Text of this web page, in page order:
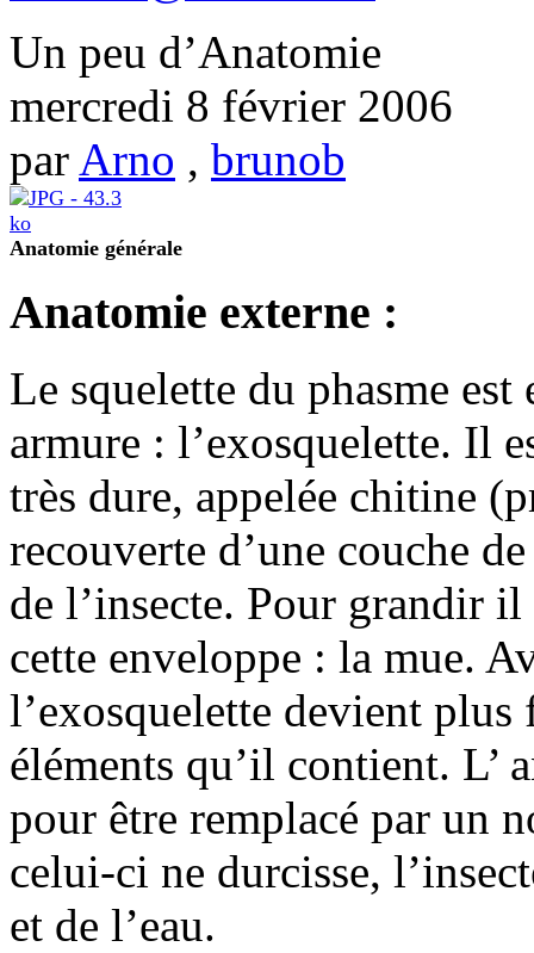
Un peu d’Anatomie
mercredi 8 février 2006
par Arno , brunob
Anatomie générale
Anatomie externe :
Le squelette du phasme
armure : l’exosquelette. Il
très dure, appelée chitine
recouverte d’une couche
de l’insecte. Pour grandir il
cette enveloppe : la mue.
l’exosquelette devient plus
éléments qu’il contient. L’
pour être remplacé par un
celui-ci ne durcisse,
et de l’eau.